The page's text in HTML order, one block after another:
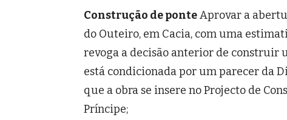
Construção de ponteAprovar a
do Outeiro, em Cacia, com uma
revoga a decisão anterior de construir
está condicionada por um parecer da
que a obra se insere no Projecto de
Príncipe;